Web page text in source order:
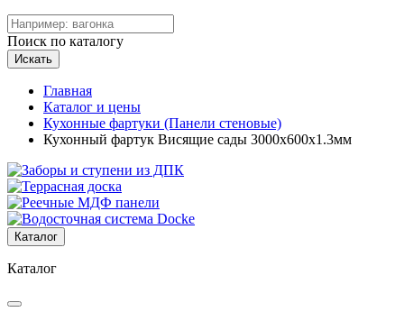
Поиск по каталогу
Искать
Главная
Каталог и цены
Кухонные фартуки (Панели стеновые)
Кухонный фартук Висящие сады 3000х600х1.3мм
Каталог
Каталог